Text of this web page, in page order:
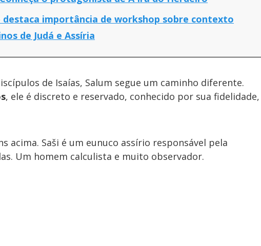
destaca importância de workshop sobre contexto
de Judá e Assíria
de Isaías, Salum segue um caminho diferente.
, ele é discreto e reservado, conhecido por sua fidelidade,
acima. Saši é um eunuco assírio responsável pela
Um homem calculista e muito observador.